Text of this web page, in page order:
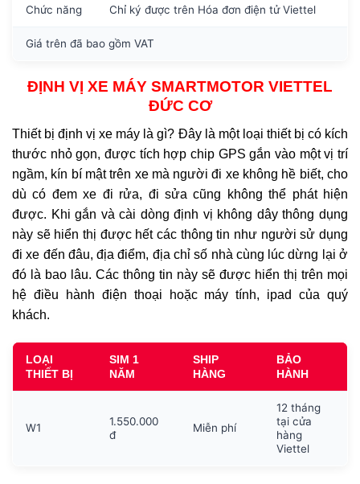
Chức năng Chỉ ký được trên Hóa đơn điện tử Viettel
Giá trên đã bao gồm VAT
ĐỊNH VỊ XE MÁY SMARTMOTOR VIETTEL
ĐỨC CƠ
Thiết bị định vị xe máy là gì? Đây là một loại thiết bị có kích
thước nhỏ gọn, được tích hợp chip GPS gắn vào một vị trí
ngầm, kín bí mật trên xe mà người đi xe không hề biết, cho
dù có đem xe đi rửa, đi sửa cũng không thể phát hiện
được. Khi gắn và cài dòng định vị không dây thông dụng
này sẽ hiển thị được hết các thông tin như người sử dụng
đi xe đến đâu, địa điểm, địa chỉ số nhà cùng lúc dừng lại ở
đó là bao lâu. Các thông tin này sẽ được hiển thị trên mọi
hệ điều hành điện thoại hoặc máy tính, ipad của quý
khách.
LOẠI
THIẾT BỊ
SIM 1
NĂM
SHIP
HÀNG
BẢO
HÀNH
W1
1.550.000
đ
Miễn phí
12 tháng
tại cửa
hàng
Viettel